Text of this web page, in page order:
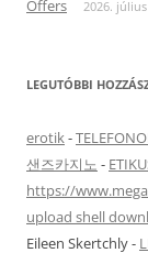
Offers
2026. július
LEGUTÓBBI
erotik-
샌즈카지노 -
https://
upload shell
Eileen Skertchly-